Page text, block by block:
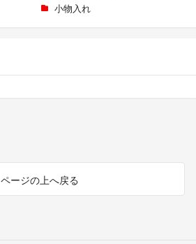
小物入れ
ページの上へ戻る